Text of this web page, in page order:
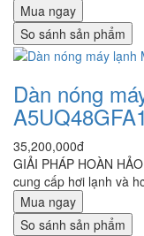
Mua ngay
So sánh sản phẩm
Dàn nóng
35,200,000đ
GIẢI PHÁP HOÀN
cung cấp hơi lạnh và
Mua ngay
So sánh sản phẩm